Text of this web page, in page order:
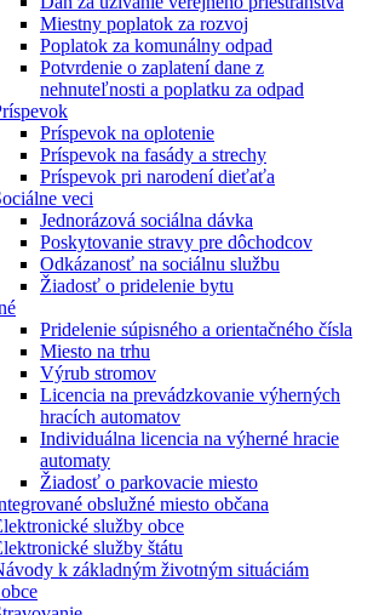
Miestny poplatok za rozvoj
Poplatok za komunálny odpad
Potvrdenie o zaplatení dane z
nehnuteľnosti a poplatku za odpad
Príspevok na oplotenie
Príspevok na fasády a strechy
Príspevok pri narodení dieťaťa
veci
Jednorázová sociálna dávka
Poskytovanie stravy pre dôchodcov
Odkázanosť na sociálnu službu
Žiadosť o pridelenie bytu
Pridelenie súpisného a orientačného čísla
Miesto na trhu
Výrub stromov
Licencia na prevádzkovanie výherných
hracích automatov
Individuálna licencia na výherné hracie
automaty
Žiadosť o parkovacie miesto
obslužné miesto občana
služby obce
služby štátu
k základným životným situáciám